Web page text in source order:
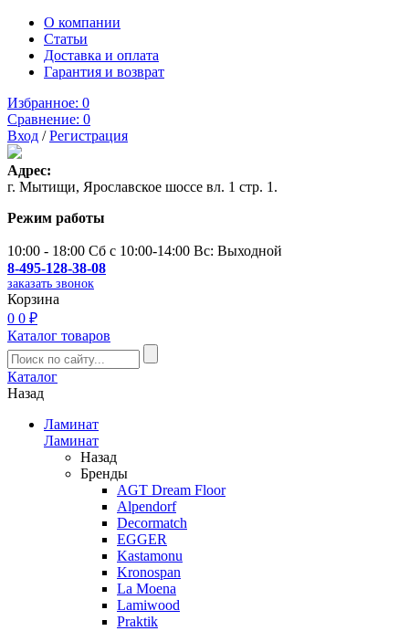
О компании
Статьи
Доставка и оплата
Гарантия и возврат
Избранное: 0
Сравнение: 0
Вход /Регистрация
Адрес:
г. Мытищи, Ярославское шоссе вл. 1 стр. 1.
Режим работы
10:00 - 18:00 Сб с 10:00-14:00 Вс: Выходной
8-495-128-38-08
заказать звонок
Корзина
0 0 ₽
Каталог товаров
Каталог
Назад
Ламинат
Ламинат
Назад
Бренды
AGT Dream Floor
Alpendorf
Decormatch
EGGER
Kastamonu
Kronospan
La Moena
Lamiwood
Praktik